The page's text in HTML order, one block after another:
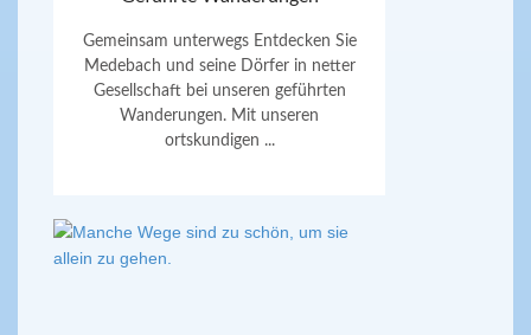
Gemeinsam unterwegs Entdecken Sie
Medebach und seine Dörfer in netter
Gesellschaft bei unseren geführten
Wanderungen. Mit unseren
ortskundigen ...